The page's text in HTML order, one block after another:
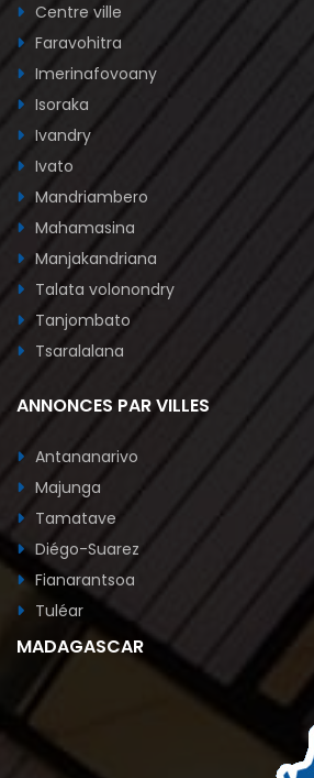
Centre ville
Faravohitra
Imerinafovoany
Isoraka
Ivandry
Ivato
Mandriambero
Mahamasina
Manjakandriana
Talata volonondry
Tanjombato
Tsaralalana
ANNONCES PAR VILLES
Antananarivo
Majunga
Tamatave
Diégo-Suarez
Fianarantsoa
Tuléar
MADAGASCAR